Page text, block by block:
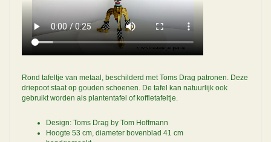
Rond tafeltje van metaal, beschilderd met Toms Drag patronen. Deze
driepoot staat op gouden schoenen. De tafel kan natuurlijk ook
gebruikt worden als plantentafel of koffietafeltje.
Design: Toms Drag by Tom Hoffmann
Hoogte 53 cm, diameter bovenblad 41 cm